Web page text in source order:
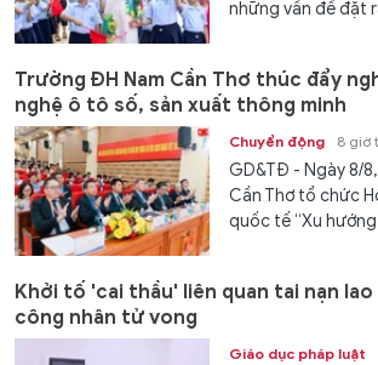
những vấn đề đặt
Trường ĐH Nam Cần Thơ thúc đẩy
nghệ ô tô số, sản xuất thông minh
Chuyển động 8 giờ
GD&TĐ - Ngày 8/
Cần Thơ tổ chức
quốc tế “Xu
Khởi tố 'cai thầu' liên quan tai nạn
công nhân tử vong
Giáo dục pháp luật